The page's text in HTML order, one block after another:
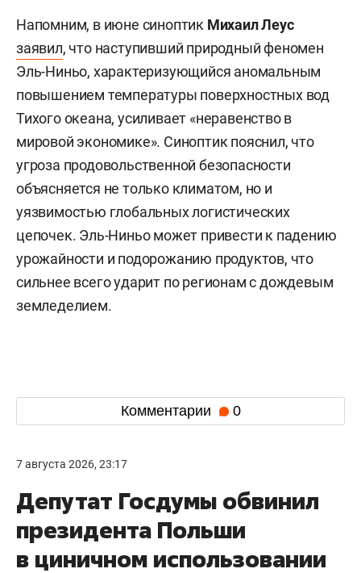
Напомним, в июне синоптик Михаил Леус
заявил, что наступивший природный феномен
Эль-Ниньо, характеризующийся аномальным
повышением температуры поверхностных вод
Тихого океана, усиливает «неравенство в
мировой экономике». Синоптик пояснил, что
угроза продовольственной безопасности
объясняется не только климатом, но и
уязвимостью глобальных логистических
цепочек. Эль-Ниньо может привести к падению
урожайности и подорожанию продуктов, что
сильнее всего ударит по регионам с дождевым
земледелием.
Комментарии 0
7 августа 2026, 23:17
Депутат Госдумы обвинил
президента Польши
в циничном использовании